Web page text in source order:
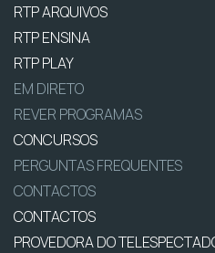
RTP ARQUIVOS
RTP ENSINA
RTP PLAY
EM DIRETO
REVER PROGRAMAS
CONCURSOS
PERGUNTAS FREQUENTES
CONTACTOS
CONTACTOS
PROVEDORA DO